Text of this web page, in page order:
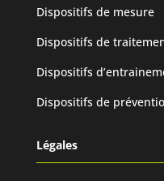
Dispositifs de mesure
Dispositifs de
Dispositifs
Dispositifs de
Légales